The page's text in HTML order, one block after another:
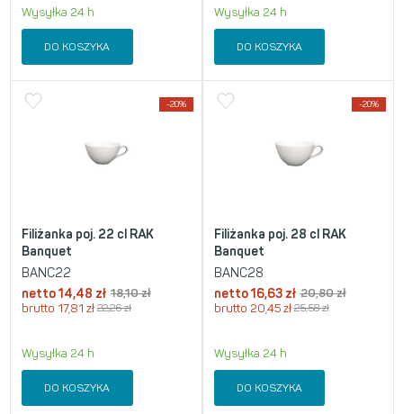
Wysyłka 24 h
DO KOSZYKA
Wysyłka 24 h
DO KOSZYKA
-20%
Filiżanka poj. 22 cl RAK
Banquet
BANC22
netto14,48 zł 18,10zł
brutto 17,81 zł 22,26zł
Wysyłka 24 h
DO KOSZYKA
-20%
Filiżanka poj. 28 cl RAK
Banquet
BANC28
netto 16,63 zł 20,80zł
brutto 20,45 zł 25,58zł
Wysyłka 24 h
DO KOSZYKA